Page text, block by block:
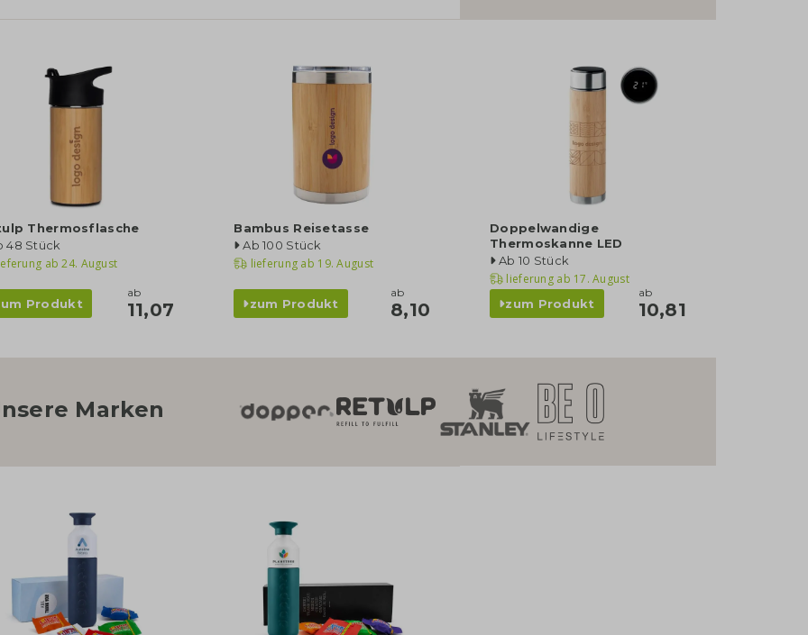
Thermosflasche
48 Stück
ab 24. August
Produkt
ab
11,07
Bambus Reisetasse
Ab 100 Stück
lieferung ab 19. August
zum Produkt
ab
8,10
Doppelwandige
Thermoskanne LED
Ab 10 Stück
lieferung ab 17. August
zum Produkt
ab
10,81
Marken